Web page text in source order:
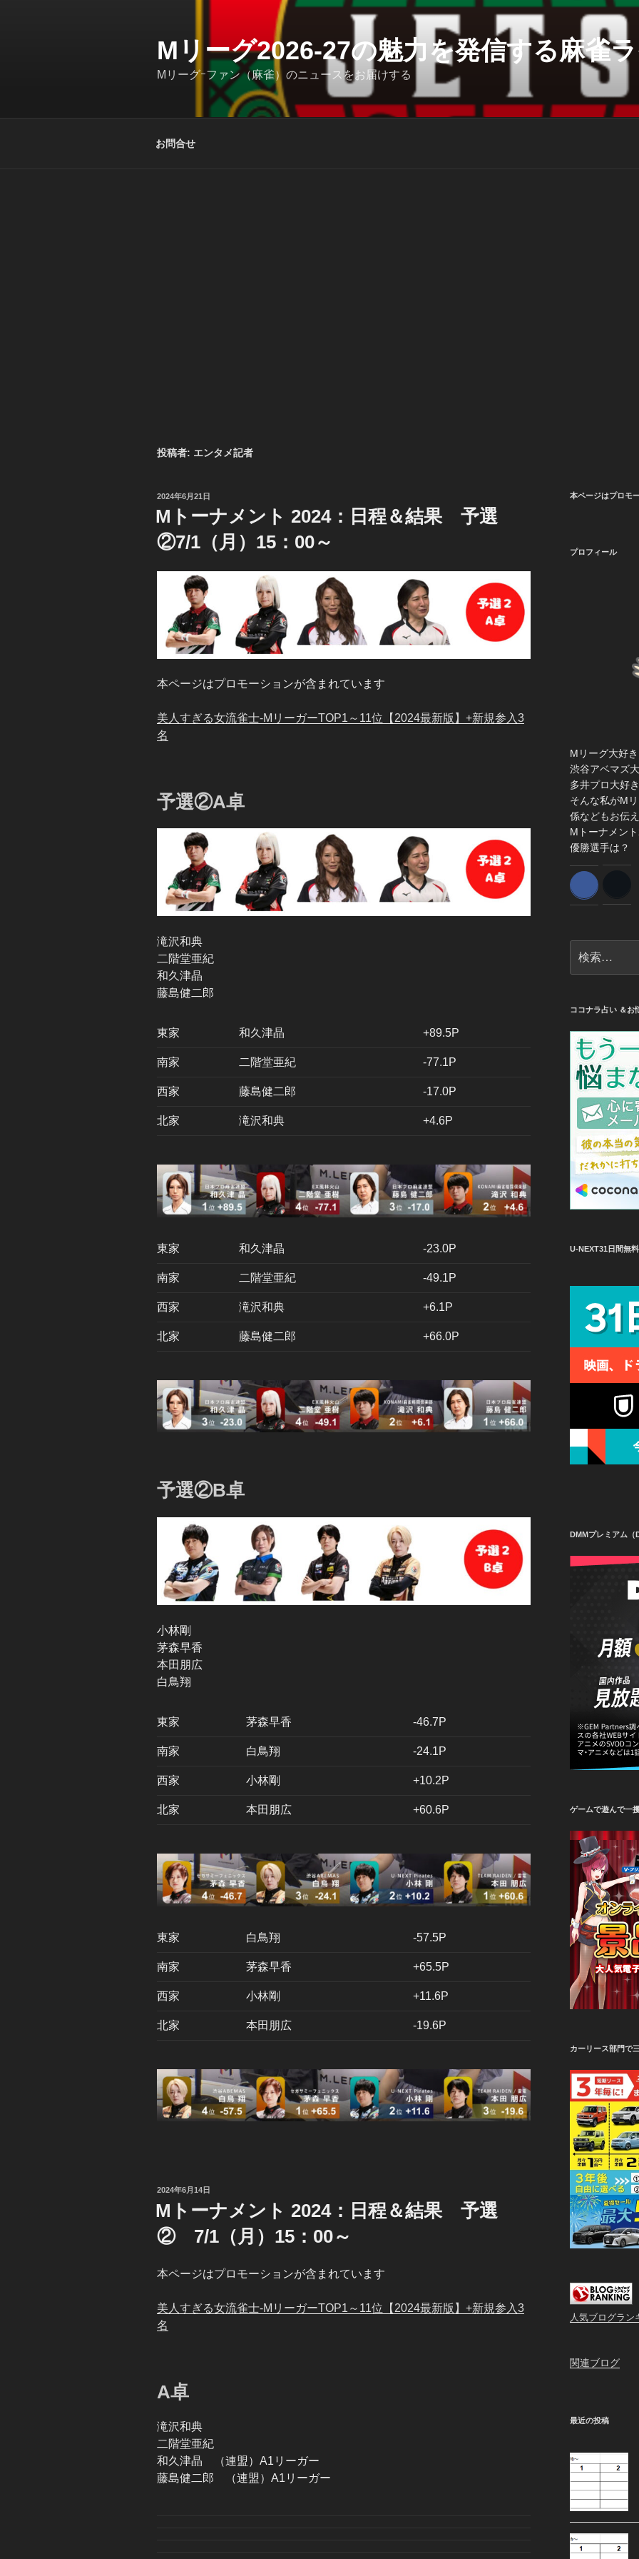
Mリーグ2026-27の魅力を発信する麻雀ラ
Mリーグｰファン（麻雀）のニュースをお届けする
お問合せ
投稿者: エンタメ記者
投
日:
2024年6月21日
Mトーナメント 2024：日程＆結果 予選
②7/1（月）15：00～
本ページはプロモーションが含まれています
美人すぎる女流雀士-MリーガーTOP1～11位【2024最新版】+新規参入3
名
予選②A卓
滝沢和典
二階堂亜紀
和久津晶
藤島健二郎
東家 和久津晶 +89.5P
南家 二階堂亜紀 -77.1P
西家 藤島健二郎 -17.0P
北家 滝沢和典 +4.6P
東家 和久津晶 -23.0P
南家 二階堂亜紀 -49.1P
西家 滝沢和典 +6.1P
北家 藤島健二郎 +66.0P
予選②B卓
小林剛
茅森早香
本田朋広
白鳥翔
東家 茅森早香 -46.7P
南家 白鳥翔 -24.1P
西家 小林剛 +10.2P
北家 本田朋広 +60.6P
東家 白鳥翔 -57.5P
南家 茅森早香 +65.5P
西家 小林剛 +11.6P
北家 本田朋広 -19.6P
投
日:
2024年6月14日
Mトーナメント 2024：日程＆結果 予選
② 7/1（月）15：00～
本ページはプロモーションが含まれています
美人すぎる女流雀士-MリーガーTOP1～11位【2024最新版】+新規参入3
名
A卓
滝沢和典
二階堂亜紀
和久津晶 （連盟）A1リーガー
藤島健二郎 （連盟）A1リーガー
本ページはプロモ
プロフィール
Mリーグ大好き
渋谷アベマズ
多井プロ大好き
そんな私がM
係などもお伝
Mトーナメン
優勝選手は？
索:
ココナラ占い ＆お
U-NEXT31日間無
DMMプレミアム（
ゲームで遊んで一
カーリース部門で
人気ブログラン
関連ブログ
最近の投稿